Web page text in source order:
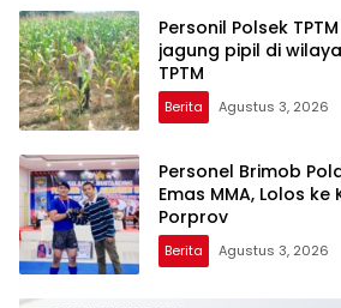
Personil Polsek
jagung pipil di
TPTM
Berita Agustus 3, 2026
Personel Brimob
Emas MMA, Lolos
Porprov
Berita Agustus 3, 2026